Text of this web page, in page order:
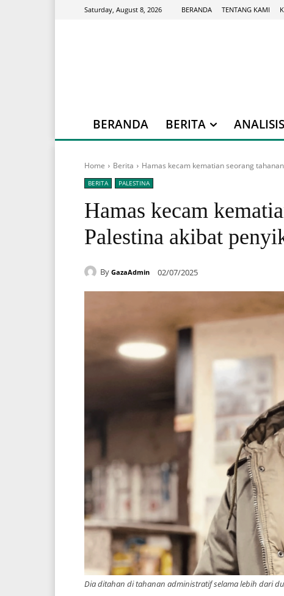
Saturday, August 8, 2026 BERANDA TENTANG KAMI
BERANDA BERITA
Home Berita Hamas kecam kematian seorang
BERITA PALESTINA
Hamas kecam
Palestina akibat
By GazaAdmin 02/07/2025
Dia ditahan di tahanan administratif selama lebih dari